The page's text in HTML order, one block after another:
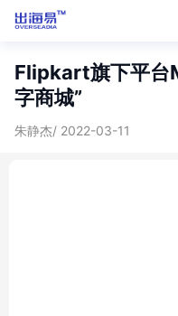
Flipkart旗下平台
字商城”
朱静杰/ 2022-03-11